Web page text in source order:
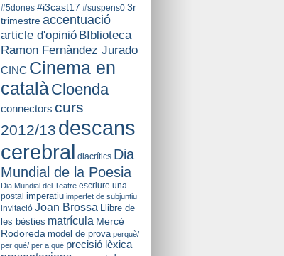
#5dones #i3cast17 #suspens0 3r
trimestre accentuació
article d'opinió BIblioteca
Ramon Fernàndez Jurado
CINC Cinema en
catalàCloenda
connectors curs
2012/13 descans
cerebral diacrítics Dia
Mundial de la Poesia
Dia Mundial del Teatre escriure una
postal imperatiu imperfet de subjuntiu
invitació Joan Brossa
Llibre de
les bèsties matrícula Mercè
Rodoreda model de prova perquè/
per què/ per a què precisió lèxica